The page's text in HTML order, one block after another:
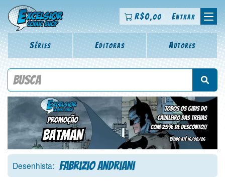
R$0,00 Entrar
Séries Editoras Autores
Procure por título da revista, personagem, série, escritor,
Desenhista: Fabrizio Andriani